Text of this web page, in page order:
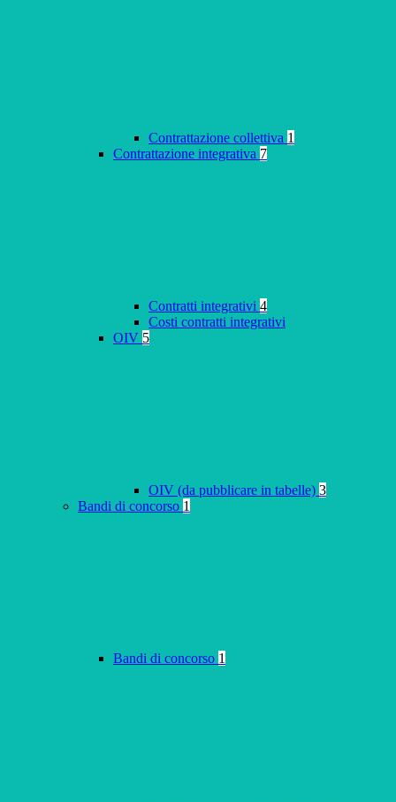
Contrattazione collettiva 1
Contrattazione integrativa 7
Contratti integrativi 4
Costi contratti integrativi
OIV 5
OIV (da pubblicare in tabelle) 3
Bandi di concorso 1
Bandi di concorso 1